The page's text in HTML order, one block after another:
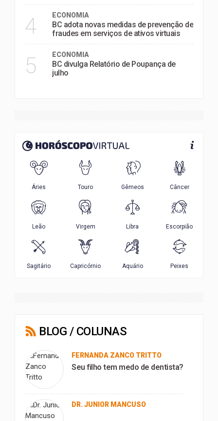
4 ECONOMIA
BC adota novas medidas de prevenção de
fraudes em serviços de ativos virtuais
5 ECONOMIA
BC divulga Relatório de Poupança de
julho
BLOG / COLUNAS
FERNANDA ZANCO TRITTO
Seu filho tem medo de dentista?
DR. JUNIOR MANCUSO